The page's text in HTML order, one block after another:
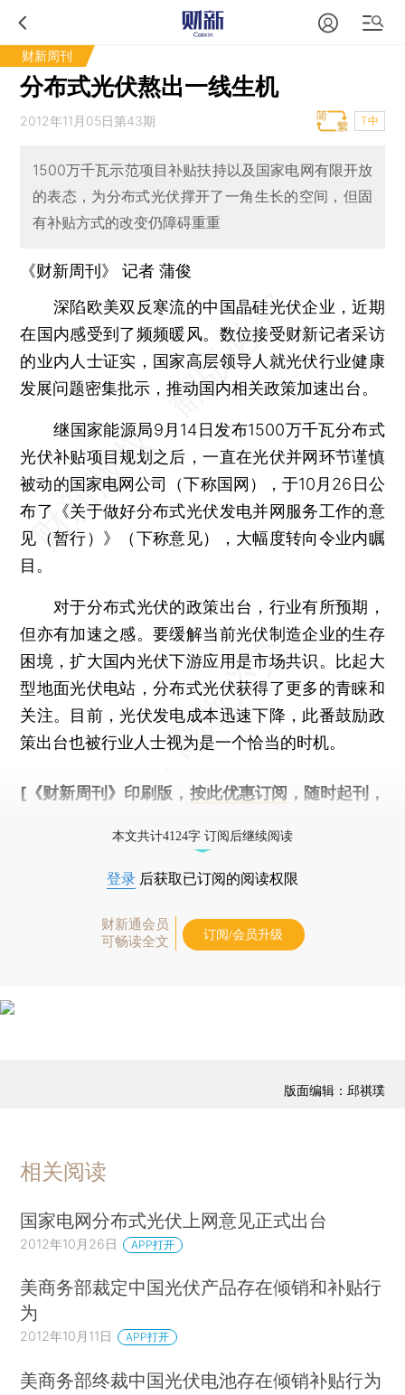
财新周刊
分布式光伏熬出一线生机
2012年11月05日第43期 T中
1500万千瓦示范项目补贴扶持以及国家电网有限开放
的表态，为分布式光伏撑开了一角生长的空间，但固
有补贴方式的改变仍障碍重重
《财新周刊》 记者 蒲俊
深陷欧美双反寒流的中国晶硅光伏企业，近期
在国内感受到了频频暖风。数位接受财新记者采访
的业内人士证实，国家高层领导人就光伏行业健康
发展问题密集批示，推动国内相关政策加速出台。
继国家能源局9月14日发布1500万千瓦分布式
光伏补贴项目规划之后，一直在光伏并网环节谨慎
被动的国家电网公司（下称国网），于10月26日公
布了《关于做好分布式光伏发电并网服务工作的意
见（暂行）》（下称意见），大幅度转向令业内瞩
目。
对于分布式光伏的政策出台，行业有所预期，
但亦有加速之感。要缓解当前光伏制造企业的生存
困境，扩大国内光伏下游应用是市场共识。比起大
型地面光伏电站，分布式光伏获得了更多的青睐和
关注。目前，光伏发电成本迅速下降，此番鼓励政
策出台也被行业人士视为是一个恰当的时机。
[《财新周刊》印刷版， 按此优惠订阅 ，随时起刊，
本文共计4124字 订阅后继续阅读
登录 后获取已订阅的阅读权限
财新通会员
可畅读全文
订阅/会员升级
版面编辑：邱祺璞
相关阅读
国家电网分布式光伏上网意见正式出台
2012年10月26日 APP打开
美商务部裁定中国光伏产品存在倾销和补贴行
为
2012年10月11日 APP打开
美商务部终裁中国光伏电池存在倾销补贴行为